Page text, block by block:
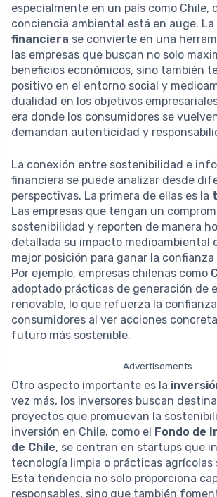
especialmente en un país como Chile,
conciencia ambiental está en auge. La
financiera se convierte en una
las empresas que buscan no solo
beneficios económicos, sino también
positivo en el entorno social y
dualidad en los objetivos
era donde los consumidores se
demandan autenticidad y
La conexión entre sostenibilidad e
financiera se puede analizar desde
perspectivas. La primera de ellas es la
Las empresas que tengan un
sostenibilidad y reporten de manera
detallada su impacto medioambiental
mejor posición para ganar la
Por ejemplo, empresas chilenas como
adoptado prácticas de generación de
renovable, lo que refuerza la
consumidores al ver acciones
futuro más sostenible.
Advertisements
Otro aspecto importante es la
vez más, los inversores buscan
proyectos que promuevan la
inversión en Chile, como el Fondo de
de Chile, se centran en startups que
tecnología limpia o prácticas agrícolas
Esta tendencia no solo proporciona
responsables, sino que también